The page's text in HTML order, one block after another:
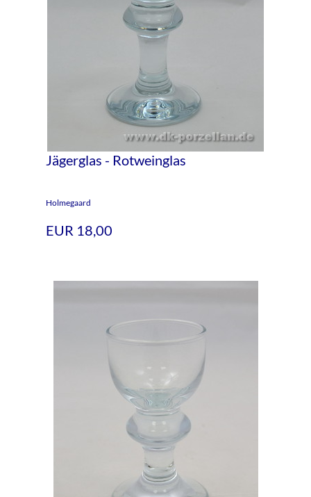
Jägerglas - Rotweinglas
Holmegaard
EUR 18,00